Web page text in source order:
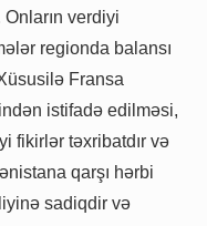
verdiyi
regionda balansı
Fransa
istifadə edilməsi,
fikirlər təxribatdır və
qarşı hərbi
sadiqdir və